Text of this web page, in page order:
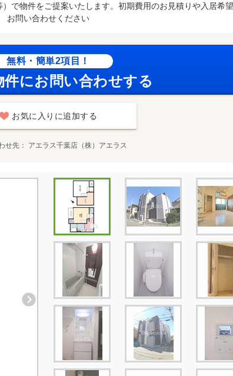
で物件をご提案いたします。初期費用のお見積りや入居希
お問い合わせください
無料・簡単2項目！
件にお問い合わせする
お気に入りに追加する
せ先 アエラス千葉店（株）アエラス